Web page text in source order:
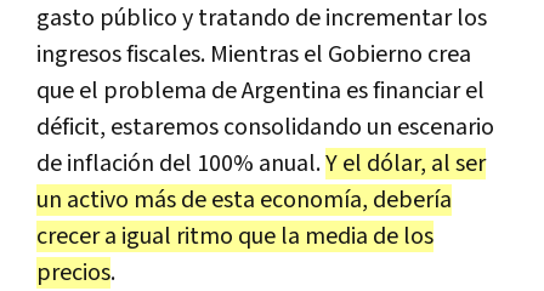
gasto público y tratando de incrementar los
ingresos fiscales. Mientras el Gobierno crea
que el problema de Argentina es financiar el
déficit, estaremos consolidando un escenario
de inflación del 100% anual.Y el dólar, al ser
un activo más de esta economía, debería
crecer a igual ritmo que la media de los
precios.